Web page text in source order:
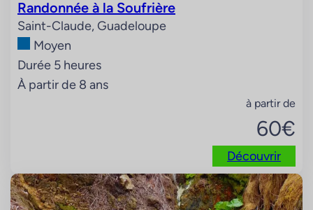
Randonnée à la Soufrière
Saint-Claude, Guadeloupe
Moyen
Durée 5 heures
À partir de 8 ans
à partir de
60€
Découvrir